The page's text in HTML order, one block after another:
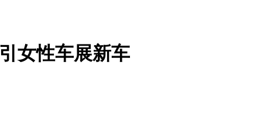
女性车展新车